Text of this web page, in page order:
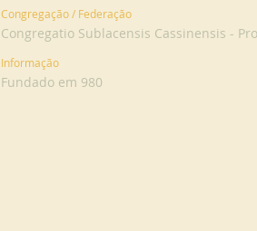
Congregação / Federação
Congregatio Sublacensis Cassinensis -
Informação
Fundado em 980